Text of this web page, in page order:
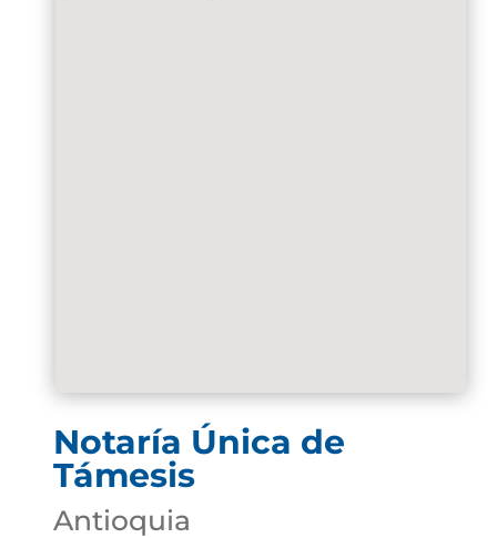
Notaría Única de
Támesis
Antioquia